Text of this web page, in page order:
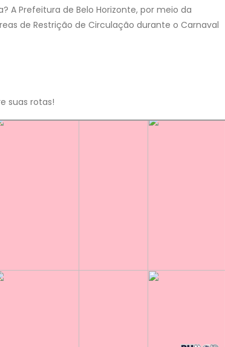
A Prefeitura de Belo Horizonte, por meio da
de Restrição de Circulação durante o Carnaval
suas rotas!